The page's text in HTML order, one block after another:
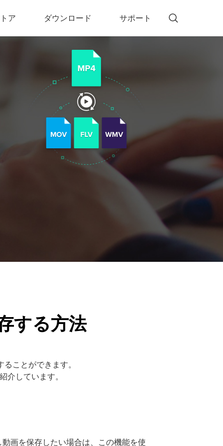
Memory for Mac
ア ダウンロード サポート
する方法
ことができます。
介しています。
画を保存したい場合は、この機能を使